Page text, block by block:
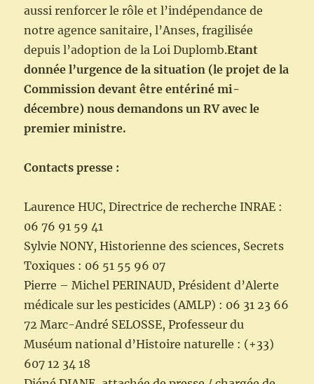
aussi renforcer le rôle et l’indépendance de
notre agence sanitaire, l’Anses, fragilisée
depuis l’adoption de la Loi Duplomb.Etant
donnée l’urgence de la situation (le projet de la
Commission devant être entériné mi-
décembre) nous demandons un RV avec le
premier ministre.
Contacts presse :
Laurence HUC, Directrice de recherche INRAE :
06 76 91 59 41
Sylvie NONY, Historienne des sciences, Secrets
Toxiques : 06 51 55 96 07
Pierre – Michel PERINAUD, Président d’Alerte
médicale sur les pesticides (AMLP) : 06 31 23 66
72 Marc-André SELOSSE, Professeur du
Muséum national d’Histoire naturelle : (+33)
607 12 34 18